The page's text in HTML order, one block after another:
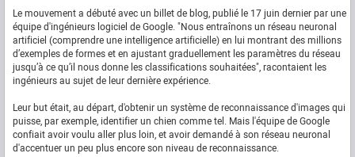
Le mouvement a débuté avec un billet de blog, publié le 17 juin dernier par une
équipe d'ingénieurs logiciel de Google. "Nous entraînons un réseau neuronal
artificiel (comprendre une intelligence artificielle) en lui montrant des millions
d’exemples de formes et en ajustant graduellement les paramètres du réseau
jusqu’à ce qu’il nous donne les classifications souhaitées", racontaient les
ingénieurs au sujet de leur dernière expérience.
Leur but était, au départ, d'obtenir un système de reconnaissance d'images qui
puisse, par exemple, identifier un chien comme tel. Mais l'équipe de Google
confiait avoir voulu aller plus loin, et avoir demandé à son réseau neuronal
d'accentuer un peu plus encore son niveau de reconnaissance.